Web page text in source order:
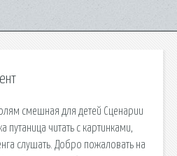
смешная для детей Сценарии
путаница читать с картинками,
слушать. Добро пожаловать на